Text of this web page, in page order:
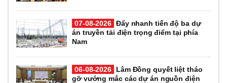
07-08-2026 Đẩy nhanh tiến độ ba dự
án truyền tải điện trọng điểm tại phía
Nam
06-08-2026
Lâm Đồng quyết liệt tháo
gỡ vướng mắc các dự án nguồn điện